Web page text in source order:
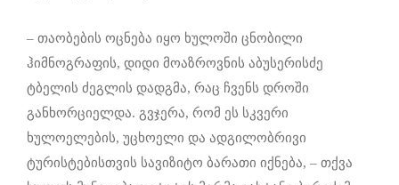
– თაობების ოცნება იყო ხულოში ცნობილი
ჰიმნოგრაფის, დიდი მოაზროვნის აბუსერისძე
ტბელის ძეგლის დადგმა, რაც ჩვენს დროში
განხორციელდა. გვჯერა, რომ ეს სკვერი
ხულოელების, უცხოელი და ადგილობრივი
ტურისტებისთვის სავიზიტო ბარათი იქნება, – თქვა